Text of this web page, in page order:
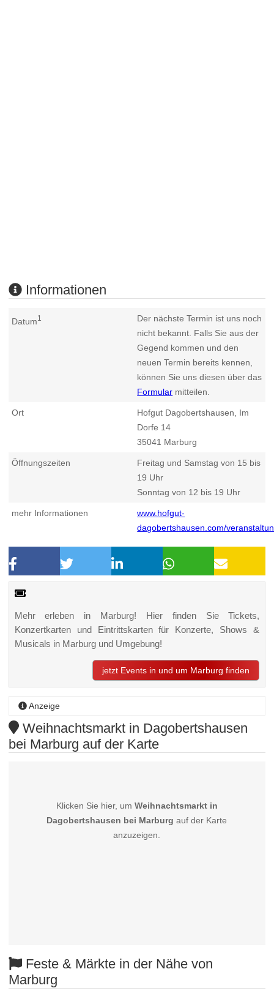
Informationen
Datum1
Der nächste Termin ist uns noch
nicht bekannt. Falls Sie aus der
Gegend kommen und den
neuen Termin bereits kennen,
können Sie uns diesen über das
Formular mitteilen.
Ort
Hofgut Dagobertshausen, Im
Dorfe 14
35041 Marburg
Öffnungszeiten
Freitag und Samstag von 15 bis
19 Uhr
Sonntag von 12 bis 19 Uhr
mehr Informationen
www.hofgut-
dagobertshausen.com/
Mehr erleben in Marburg! Hier finden Sie Tickets,
Konzertkarten und Eintrittskarten für Konzerte, Shows &
Musicals in Marburg und Umgebung!
jetzt Events in und um Marburg finden
Anzeige
Weihnachtsmarkt in Dagobertshausen
bei Marburg auf der Karte
Klicken Sie hier, um Weihnachtsmarkt in
Dagobertshausen bei Marburg auf der Karte
anzuzeigen.
Feste & Märkte in der Nähe von
Marburg